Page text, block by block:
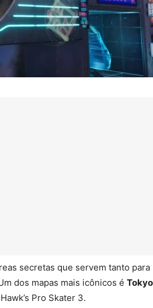
secretas que servem tanto para
dos mapas mais icônicos é Tokyo
Pro Skater 3.